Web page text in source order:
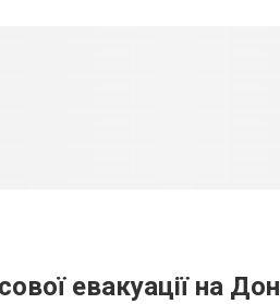
евакуації на